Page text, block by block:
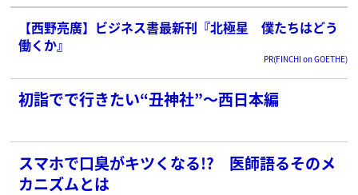
【西野亮廣】ビジネス書最新刊『北極星 僕たちはどう
働くか』
PR(FINCHI on GOETHE)
初詣でで行きたい“丑神社”〜西日本編
スマホで口臭がキツくなる!? 医師語るそのメ
カニズムとは